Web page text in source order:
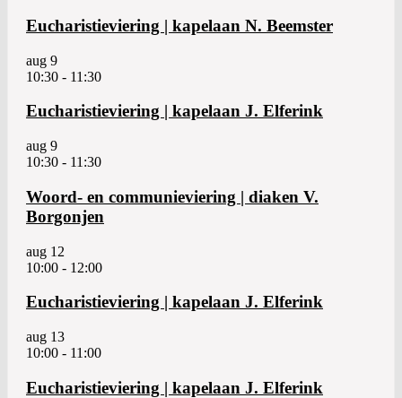
Eucharistieviering | kapelaan N. Beemster
aug 9
10:30 - 11:30
Eucharistieviering | kapelaan J. Elferink
aug 9
10:30 - 11:30
Woord- en communieviering | diaken V.
Borgonjen
aug 12
10:00 - 12:00
Eucharistieviering | kapelaan J. Elferink
aug 13
10:00 - 11:00
Eucharistieviering | kapelaan J. Elferink